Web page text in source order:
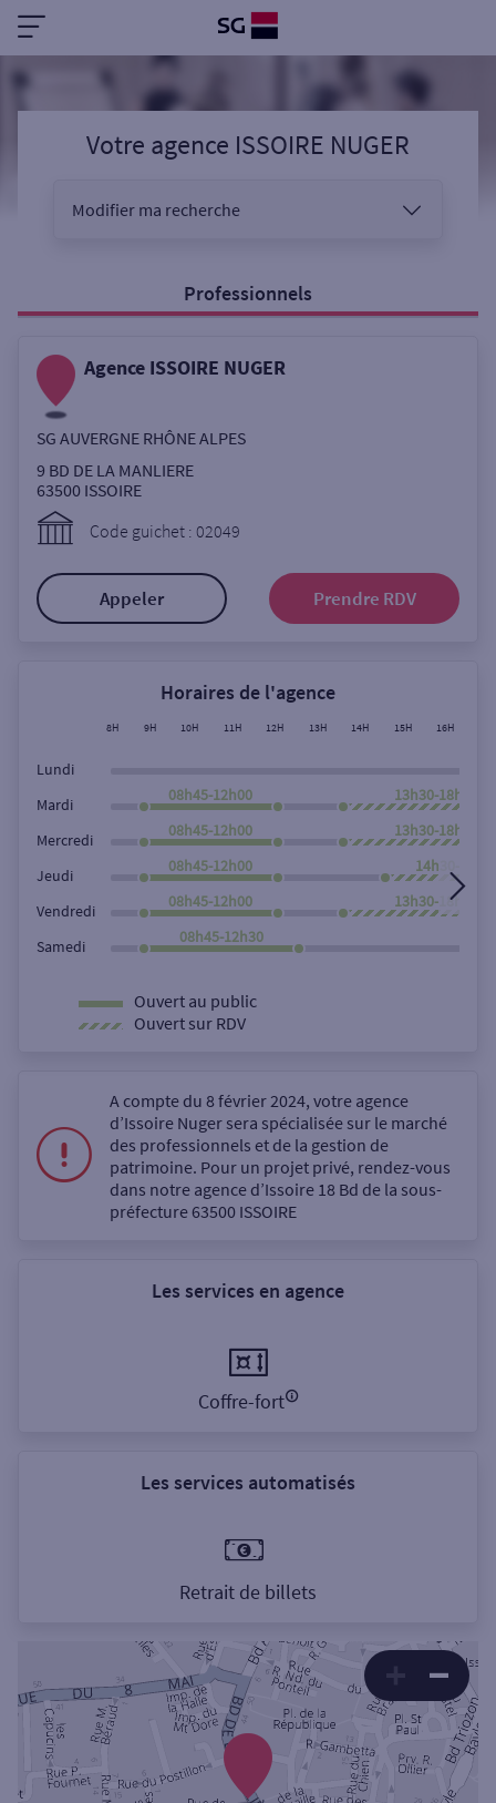
Votre agence ISSOIRE NUGER
Modifier ma recherche
Sélectionnez votre recherche
Ouverte le samedi
ou
Rue
Rechercher
Professionnels
Agence ISSOIRE NUGER
SG AUVERGNE RHÔNE ALPES
9 BD DE LA MANLIERE
63500 ISSOIRE
Code guichet : 02049
Appeler Prendre RDV
Horaires de l'agence
8H 9H 10H 11H 12H 13H 14H 15H 16H
Lundi
Mardi
08h45-12h00 13h30-18h00
Mercredi
08h45-12h00 13h30-18h00
Jeudi
08h45-12h00 14h30-
Vendredi
08h45-12h00 13h30-18h00
Samedi
08h45-12h30
Ouvert au public
Ouvert sur RDV
A compte du 8 février 2024, votre agence
d’Issoire Nuger sera spécialisée sur le marché
des professionnels et de la gestion de
patrimoine. Pour un projet privé, rendez-vous
dans notre agence d’Issoire 18 Bd de la sous-
préfecture 63500 ISSOIRE
Les services en agence
Coffre-fort
Les services automatisés
Retrait de billets